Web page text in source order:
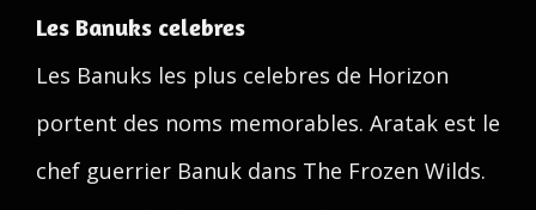
Les Banuks celebres
Les Banuks les plus celebres de Horizon
portent des noms memorables. Aratak est le
chef guerrier Banuk dans The Frozen Wilds.